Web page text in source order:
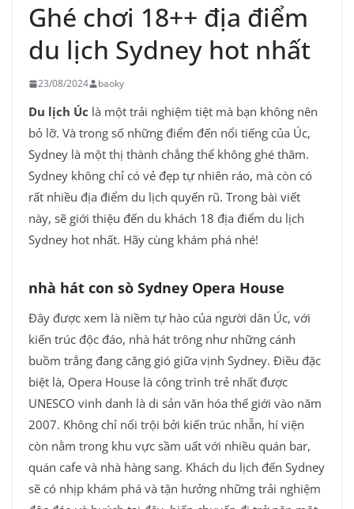
Ghé chơi 18++ địa điểm
du lịch Sydney hot nhất
23/08/2024 baoky
Du lịch Úc là một trải nghiệm tiệt mà bạn không nên
bỏ lỡ. Và trong số những điểm đến nổi tiếng của Úc,
Sydney là một thị thành chẳng thể không ghé thăm.
Sydney không chỉ có vẻ đẹp tự nhiên ráo, mà còn có
rất nhiều địa điểm du lịch quyến rũ. Trong bài viết
này, sẽ giới thiệu đến du khách 18 địa điểm du lịch
Sydney hot nhất. Hãy cùng khám phá nhé!
nhà hát con sò Sydney Opera House
Đây được xem là niềm tự hào của người dân Úc, với
kiến trúc độc đáo, nhà hát trông như những cánh
buồm trắng đang căng gió giữa vịnh Sydney. Điều đặc
biệt là, Opera House là công trình trẻ nhất được
UNESCO vinh danh là di sản văn hóa thế giới vào năm
2007. Không chỉ nổi trội bởi kiến trúc nhẵn, hí viện
còn nằm trong khu vực sầm uất với nhiều quán bar,
quán cafe và nhà hàng sang. Khách du lịch đến Sydney
sẽ có nhịp khám phá và tận hưởng những trải nghiệm